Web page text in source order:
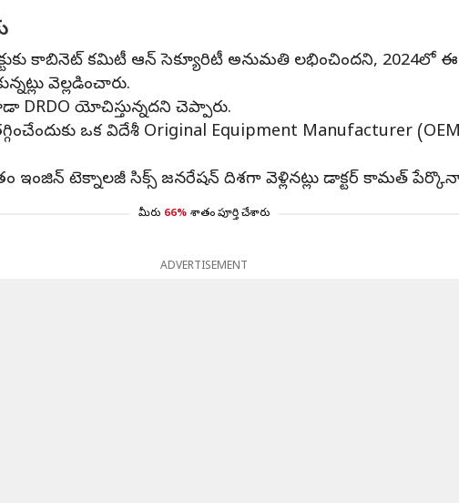
కాబినెట్‌ కమిటీ ఆన్‌ సెక్యూరిటీ అనుమతి లభించిందని,
వెల్లడించారు.
DRDO యోచిస్తున్నదని చెప్పారు.
ఒక విదేశీ Original Equipment Manufacturer
ఇంజిన్‌ టెక్నాలజీ సిక్స్‌ జనరేషన్‌ దిశగా వెళ్లినట్లు డాక్టర్‌ కామత్‌
మీరు 66% శాతం పూర్తి చేశారు
ADVERTISEMENT